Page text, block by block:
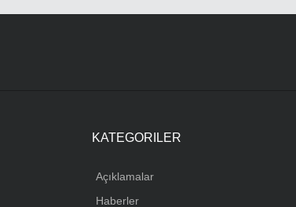
KATEGORILER
Açıklamalar
Haberler